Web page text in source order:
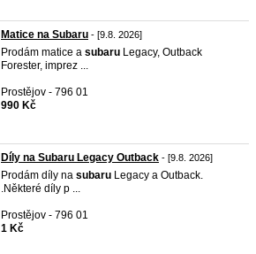
Matice na Subaru - [9.8. 2026]
Prodám matice a subaru Legacy, Outback
Forester, imprez ...
Prostějov - 796 01
990 Kč
Díly na Subaru Legacy Outback - [9.8. 2026]
Prodám díly na subaru Legacy a Outback.
.Některé díly p ...
Prostějov - 796 01
1 Kč